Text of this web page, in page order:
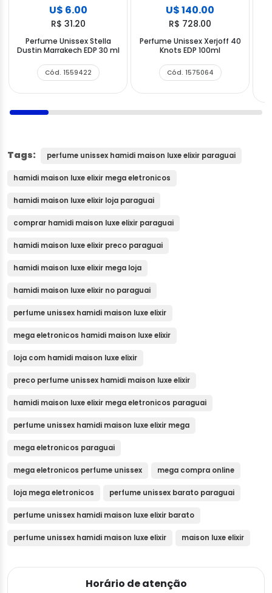
U$ 6.00
R$ 31.20
Perfume Unissex Stella
Dustin Marrakech EDP 30 ml
Cód. 1559422
U$ 140.00
R$ 728.00
Perfume Unissex Xerjoff 40
Knots EDP 100ml
Cód. 1575064
Tags: perfume unissex hamidi maison luxe elixir paraguai
hamidi maison luxe elixir mega eletronicos
hamidi maison luxe elixir loja paraguai
comprar hamidi maison luxe elixir paraguai
hamidi maison luxe elixir preco paraguai
hamidi maison luxe elixir mega loja
hamidi maison luxe elixir no paraguai
perfume unissex hamidi maison luxe elixir
mega eletronicos hamidi maison luxe elixir
loja com hamidi maison luxe elixir
preco perfume unissex hamidi maison luxe elixir
hamidi maison luxe elixir mega eletronicos paraguai
perfume unissex hamidi maison luxe elixir mega
mega eletronicos paraguai
mega eletronicos perfume unissex mega compra online
loja mega eletronicos perfume unissex barato paraguai
perfume unissex hamidi maison luxe elixir barato
perfume unissex hamidi maison luxe elixir maison luxe elixir
Horário de atenção